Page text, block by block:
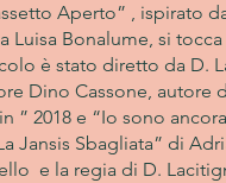
Aperto” , ispirato
Luisa Bonalume, si
è stato diretto da D.
Dino Cassone,
” 2018 e “Io sono
Jansis Sbagliata” di
e la regia di D.